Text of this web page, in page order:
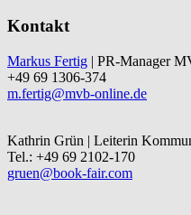
Kontakt
Markus Fertig | PR-Manager
+49 69 1306-374
m.fertig@mvb-online.de
Kathrin Grün | Leiterin
Tel.: +49 69 2102-170
gruen@book-fair.com